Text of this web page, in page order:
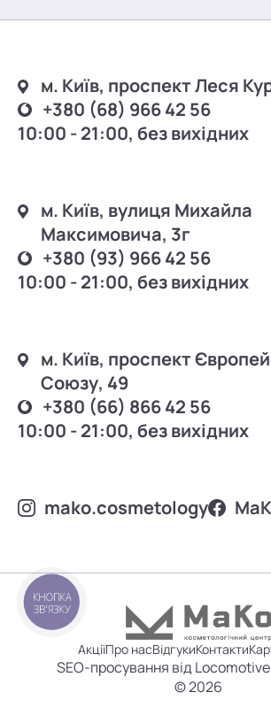
м. Київ, проспект Леся
+380 (68) 966 42 56
10:00 - 21:00, без вихідних
м. Київ, вулиця Михайла
Максимовича, 3г
+380 (93) 966 42 56
10:00 - 21:00, без вихідних
м. Київ, проспект
Союзу, 49
+380 (66) 866 42 56
10:00 - 21:00, без вихідних
mako.cosmetology
АкціїПро насВідгукиКонтакти
SEO-просування від
© 2026
КНОПКА
ЗВ'ЯЗКУ